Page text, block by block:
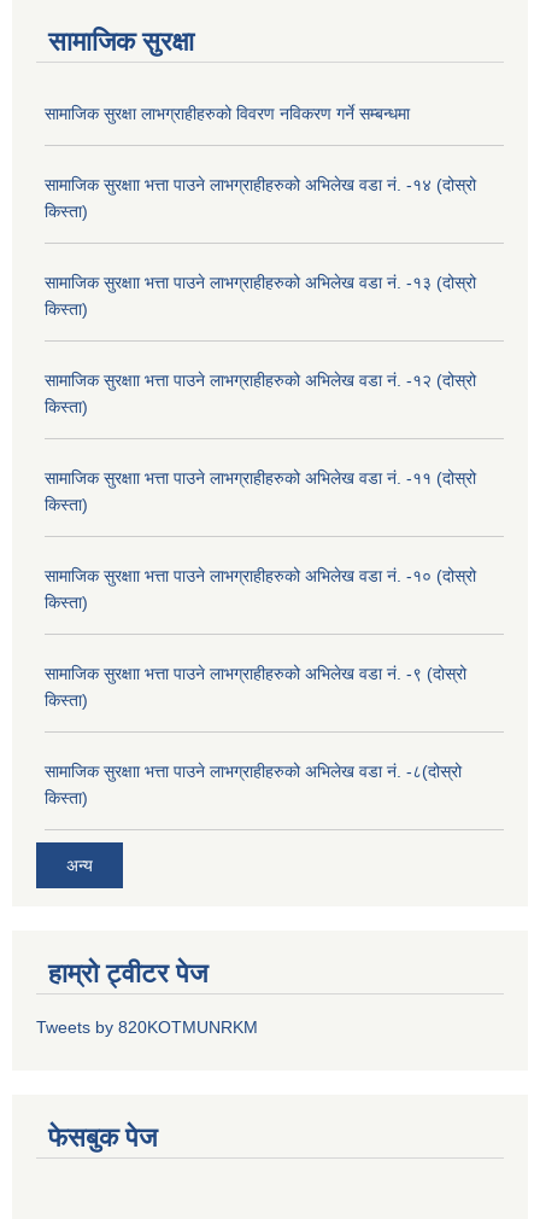
सामाजिक सुरक्षा
सामाजिक सुरक्षा लाभग्राहीहरुको विवरण नविकरण गर्ने सम्बन्धमा
सामाजिक सुरक्षाा भत्ता पाउने लाभग्राहीहरुको अभिलेख वडा नं. -१४ (दोस्रो
किस्ता)
सामाजिक सुरक्षाा भत्ता पाउने लाभग्राहीहरुको अभिलेख वडा नं. -१३ (दोस्रो
किस्ता)
सामाजिक सुरक्षाा भत्ता पाउने लाभग्राहीहरुको अभिलेख वडा नं. -१२ (दोस्रो
किस्ता)
सामाजिक सुरक्षाा भत्ता पाउने लाभग्राहीहरुको अभिलेख वडा नं. -११ (दोस्रो
किस्ता)
सामाजिक सुरक्षाा भत्ता पाउने लाभग्राहीहरुको अभिलेख वडा नं. -१० (दोस्रो
किस्ता)
सामाजिक सुरक्षाा भत्ता पाउने लाभग्राहीहरुको अभिलेख वडा नं. -९ (दोस्रो
किस्ता)
सामाजिक सुरक्षाा भत्ता पाउने लाभग्राहीहरुको अभिलेख वडा नं. -८(दोस्रो
किस्ता)
अन्य
हाम्रो ट्वीटर पेज
Tweets by 820KOTMUNRKM
फेसबुक पेज